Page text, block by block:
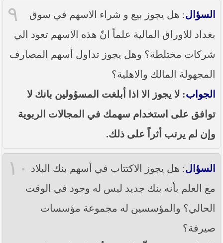
٩ السؤال: هل يجوز بيع و شراء الاسهم في سوق
بغداد للاوراق المالية علماً انّ هذه الاسهم تعود الي
شركات مختلطة؟ وهل يجوز تداول أسهم المصارف
المجهولة المالك والاهلية؟
الجواب: لا يجوز الا اذا أبلغت المسؤولين بانك لا
توافق على استخدام سهمك في المجالات الربوية
وإن لم يرتب أثراً على ذلك.
١٠ السؤال: هل يجوز الاكتتاب في أسهم بنك البلاد
مع العلم بأنه بنك جديد ليس له وجود في الوقت
الحالي؟ والمؤسسين له مجموعة مؤسسات
صيرفة؟